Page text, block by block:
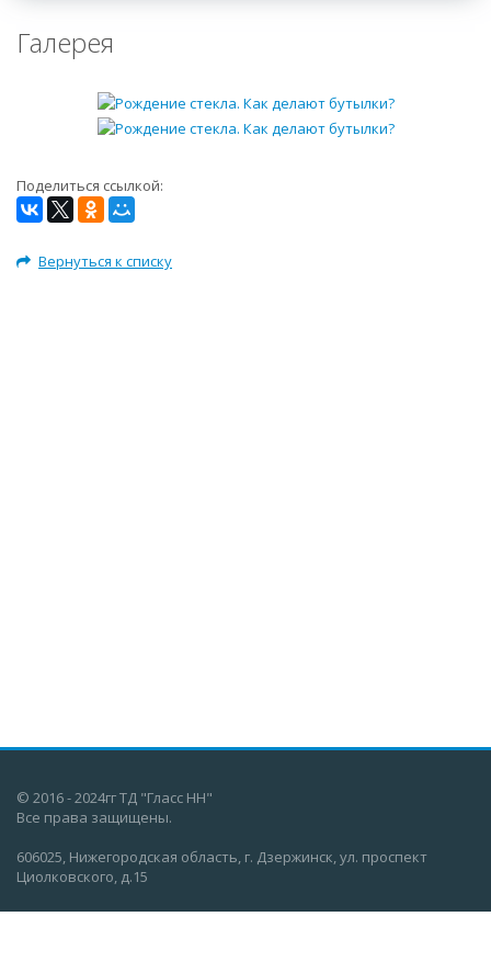
Галерея
Поделиться ссылкой:
Вернуться к списку
© 2016 - 2024гг ТД "Гласс НН"
Все права защищены.
606025, Нижегородская область, г. Дзержинск, ул. проспект
Циолковского, д.15